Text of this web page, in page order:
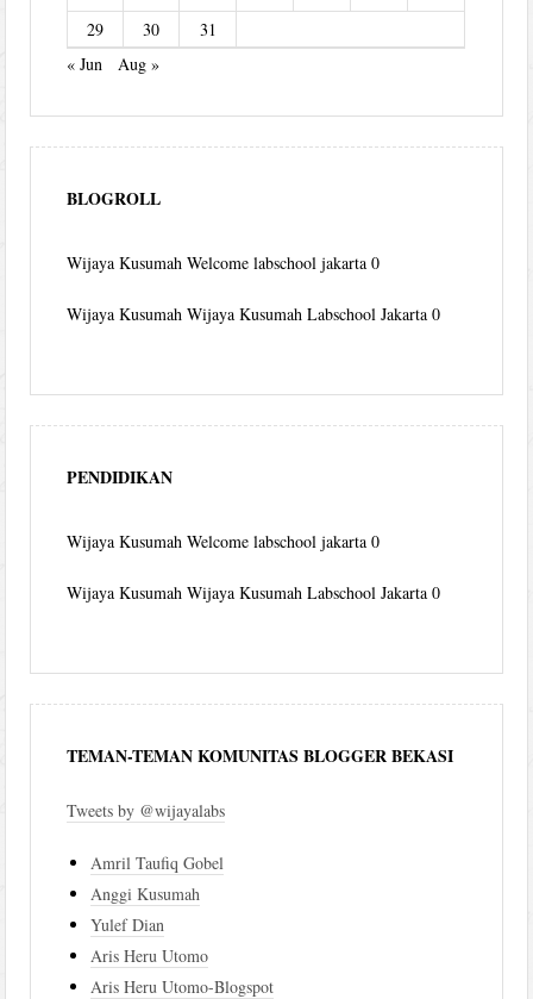
29
30
31
« Jun
Aug »
BLOGROLL
Wijaya Kusumah Welcome labschool jakarta 0
Wijaya Kusumah Wijaya Kusumah Labschool Jakarta 0
PENDIDIKAN
Wijaya Kusumah Welcome labschool jakarta 0
Wijaya Kusumah Wijaya Kusumah Labschool Jakarta 0
TEMAN-TEMAN KOMUNITAS BLOGGER BEKASI
Tweets by @wijayalabs
Amril Taufiq Gobel
Anggi Kusumah
Yulef Dian
Aris Heru Utomo
Aris Heru Utomo-Blogspot